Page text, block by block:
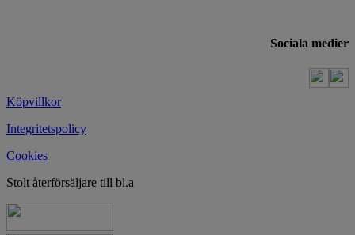
Sociala medier
Köpvillkor
Integritetspolicy
Cookies
Stolt återförsäljare till bl.a